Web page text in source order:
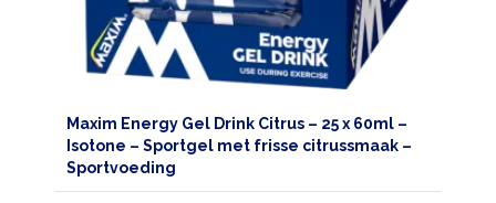
Maxim Energy Gel Drink Citrus – 25 x 60ml –
Isotone – Sportgel met frisse citrussmaak –
Sportvoeding